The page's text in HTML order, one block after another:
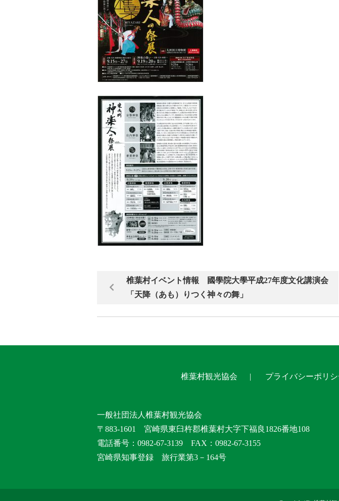
椎葉村イベント情報 國學院大學平成27年度文化講演会
「天降（あも）りつく神々の舞」
椎葉村観光協会 プライバシーポリシ
一般社団法人椎葉村観光協会
〒883-1601 宮崎県東臼杵郡椎葉村大字下福良1826番地108
電話番号：0982-67-3139 FAX：0982-67-3155
宮崎県知事登録 旅行業第3－164号